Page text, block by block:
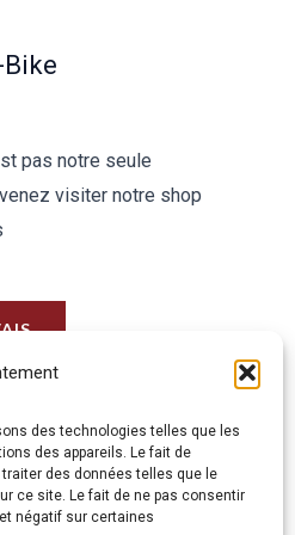
des technologies telles que les
des appareils. Le fait de
des données telles que le
ce site. Le fait de ne pas consentir
négatif sur certaines
pas notre seule
visiter notre shop